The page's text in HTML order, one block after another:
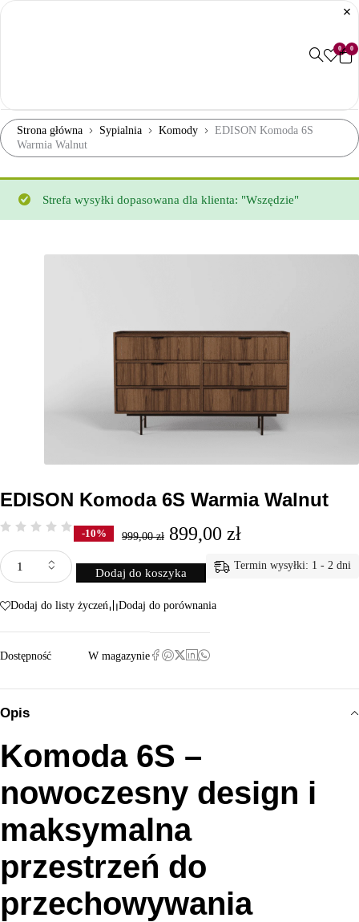
0 0
Strona główna Sypialnia Komody
EDISON Komoda 6S
Warmia Walnut
Strefa wysyłki dopasowana dla klienta: "Wszędzie"
EDISON Komoda 6S Warmia Walnut
-10% 999,00zł 899,00 zł
Dodaj do koszyka
Termin wysyłki: 1 - 2 dni
Dodaj do listy życzeń Dodaj do porównania
Dostępność W magazynie
Opis
Komoda 6S –
nowoczesny design i
maksymalna
przestrzeń do
przechowywania